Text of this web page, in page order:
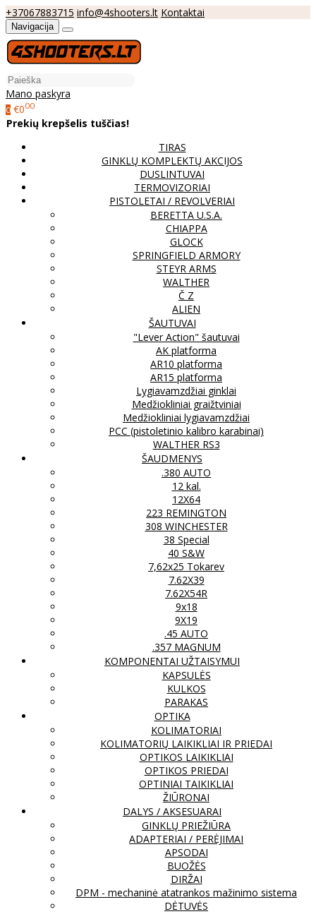
+37067883715 info@4shooters.lt Kontaktai
Navigacija
Mano paskyra
0 €000
Prekių krepšelis tuščias!
TIRAS
GINKLŲ KOMPLEKTŲ AKCIJOS
DUSLINTUVAI
TERMOVIZORIAI
PISTOLETAI / REVOLVERIAI
BERETTA U.S.A.
CHIAPPA
GLOCK
SPRINGFIELD ARMORY
STEYR ARMS
WALTHER
Č Z
ALIEN
ŠAUTUVAI
"Lever Action" šautuvai
AK platforma
AR10 platforma
AR15 platforma
Lygiavamzdžiai ginklai
Medžiokliniai graižtviniai
Medžiokliniai lygiavamzdžiai
PCC (pistoletinio kalibro karabinai)
WALTHER RS3
ŠAUDMENYS
.380 AUTO
12 kal.
12X64
223 REMINGTON
308 WINCHESTER
38 Special
40 S&W
7,62x25 Tokarev
7.62X39
7.62X54R
9x18
9X19
.45 AUTO
.357 MAGNUM
KOMPONENTAI UŽTAISYMUI
KAPSULĖS
KULKOS
PARAKAS
OPTIKA
KOLIMATORIAI
KOLIMATORIŲ LAIKIKLIAI IR PRIEDAI
OPTIKOS LAIKIKLIAI
OPTIKOS PRIEDAI
OPTINIAI TAIKIKLIAI
ŽIŪRONAI
DALYS / AKSESUARAI
GINKLŲ PRIEŽIŪRA
ADAPTERIAI / PERĖJIMAI
APSODAI
BUOŽĖS
DIRŽAI
DPM - mechaninė atatrankos mažinimo sistema
DĖTUVĖS